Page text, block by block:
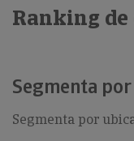
Ranking de
Segmenta
Segmenta por